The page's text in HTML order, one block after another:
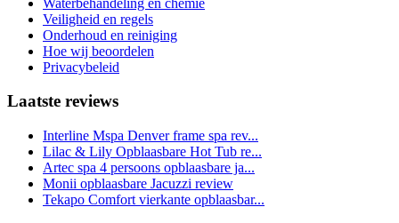
Veiligheid en regels
Onderhoud en reiniging
Hoe wij beoordelen
Privacybeleid
Laatste reviews
Interline Mspa Denver frame spa rev...
Lilac & Lily Opblaasbare Hot Tub re...
Artec spa 4 persoons opblaasbare ja...
Monii opblaasbare Jacuzzi review
Tekapo Comfort vierkante opblaasbar...